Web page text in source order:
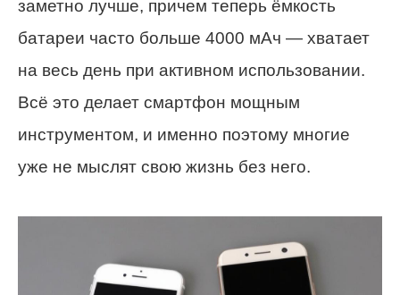
заметно лучше, причем теперь ёмкость
батареи часто больше 4000 мАч — хватает
на весь день при активном использовании.
Всё это делает смартфон мощным
инструментом, и именно поэтому многие
уже не мыслят свою жизнь без него.